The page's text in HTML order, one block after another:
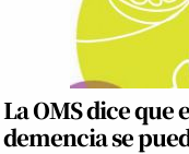
La OMS dice que
demencia se